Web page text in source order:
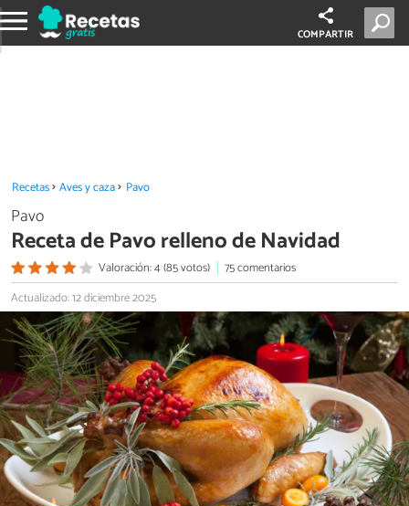
COMPARTIR
Recetas Aves y caza Pavo
Pavo
Receta de Pavo relleno de Navidad
Valoración: 4 (85 votos)
75 comentarios
Actualizado: 12 diciembre 2025